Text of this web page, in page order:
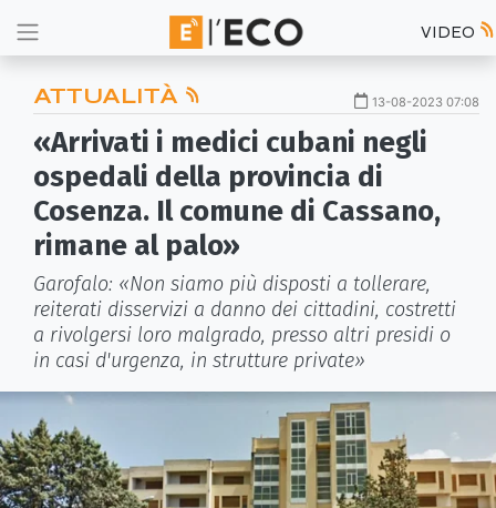
VIDEO
ATTUALITÀ 13-08-2023 07:08
«Arrivati i medici cubani negli
ospedali della provincia di
Cosenza. Il comune di Cassano,
rimane al palo»
Garofalo: «Non siamo più disposti a tollerare,
reiterati disservizi a danno dei cittadini, costretti
a rivolgersi loro malgrado, presso altri presidi o
in casi d'urgenza, in strutture private»